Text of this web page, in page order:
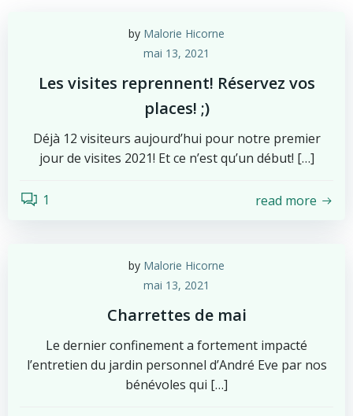
by Malorie Hicorne
mai 13, 2021
Les visites reprennent! Réservez vos
places! ;)
Déjà 12 visiteurs aujourd’hui pour notre premier
jour de visites 2021! Et ce n’est qu’un début! […]
1 read more
by Malorie Hicorne
mai 13, 2021
Charrettes de mai
Le dernier confinement a fortement impacté
l’entretien du jardin personnel d’André Eve par nos
bénévoles qui […]